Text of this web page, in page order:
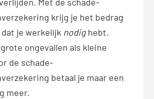
krijg je het bedrag
je werkelijk nodighebt.
ongevallen als kleine
de schade-
betaal je maar een
meer.